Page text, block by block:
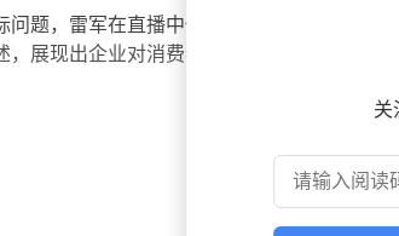
问题，雷军在直播中做出专业解读。他指出
展现出企业对消费者知情权的尊重。
关